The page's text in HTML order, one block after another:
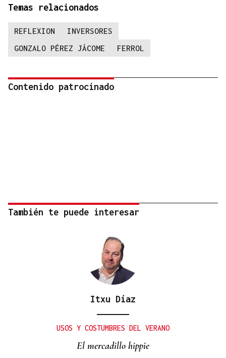
Temas relacionados
REFLEXION
INVERSORES
GONZALO PÉREZ JÁCOME
FERROL
Contenido patrocinado
También te puede interesar
Itxu Díaz
USOS Y COSTUMBRES DEL VERANO
El mercadillo hippie